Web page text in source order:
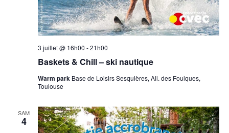
Baskets & Chill – ski nautique
3 juillet @ 16h00 -21h00
Warm park Base de Loisirs Sesquières, All. des Foulques,
Toulouse
SAM
4